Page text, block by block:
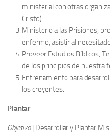
ministerial con otras
Cristo).
Ministerio a las Prisiones,
enfermo, asistir al
Proveer Estudios Bíblicos,
de los principios de nuestra
Entrenamiento para
los creyentes.
Plantar
Objetivo| Desarrollar y Plantar